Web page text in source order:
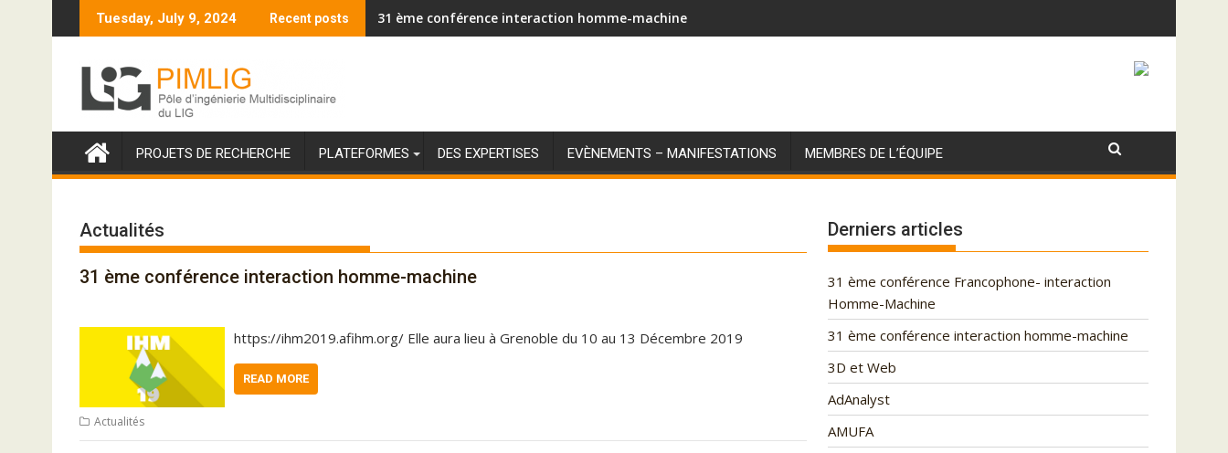
k
Tuesday, July 9, 2024 Recent posts 31 ème conférence interaction homme-machine
PROJETS DE RECHERCHE PLATEFORMES DES EXPERTISES EVÈNEMENTS – MANIFESTATIONS MEMBRES DE L’ÉQUIPE
Actualités
31 ème conférence interaction homme-machine
https://ihm2019.afihm.org/ Elle aura lieu à Grenoble du 10 au 13 Décembre 2019
READ MORE
Actualités
Derniers articles
31 ème conférence Francophone- interaction
Homme-Machine
31 ème conférence interaction homme-machine
3D et Web
AdAnalyst
AMUFA